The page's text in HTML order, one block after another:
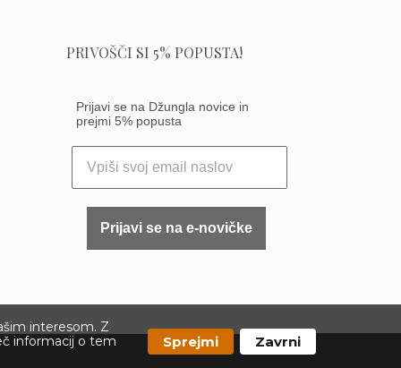
interesom. Z
informacij o tem
Sprejmi Zavrni
PRIVOŠČI SI 5% POPUSTA!
Prijavi se na Džungla novice in
prejmi 5% popusta
Prijavi se na e-novičke